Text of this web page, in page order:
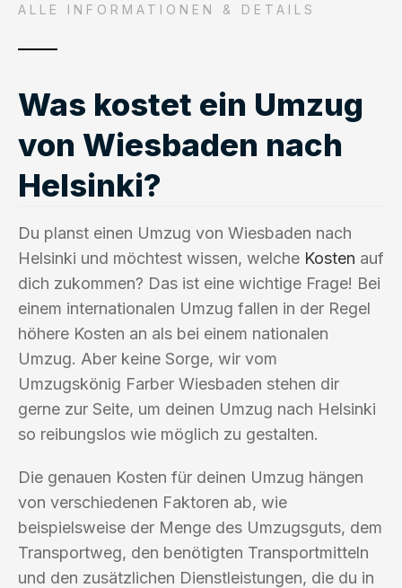
ALLE INFORMATIONEN & DETAILS
Was kostet ein Umzug
von Wiesbaden nach
Helsinki?
Du planst einen Umzug von Wiesbaden nach
Helsinki und möchtest wissen, welche Kosten auf
dich zukommen? Das ist eine wichtige Frage! Bei
einem internationalen Umzug fallen in der Regel
höhere Kosten an als bei einem nationalen
Umzug. Aber keine Sorge, wir vom
Umzugskönig Farber Wiesbaden stehen dir
gerne zur Seite, um deinen Umzug nach Helsinki
so reibungslos wie möglich zu gestalten.
Die genauen Kosten für deinen Umzug hängen
von verschiedenen Faktoren ab, wie
beispielsweise der Menge des Umzugsguts, dem
Transportweg, den benötigten Transportmitteln
und den zusätzlichen Dienstleistungen, die du in